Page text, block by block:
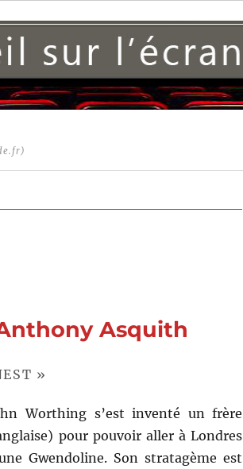
Asquith
»
Worthing s’est inventé un frère
pour pouvoir aller à Londres
Gwendoline. Son stratagème est